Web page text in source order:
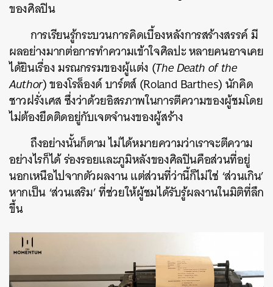
ของศิลปิน
การเรียนรู้กระบวนการคิดเบื้องหลังการสร้างสรรค์ มี
ผลอย่างมากต่อการทำความเข้าใจศิลปะ หลายคนอาจเคย
ได้ยินเรื่อง มรณกรรมของผู้แต่ง (The Death of the
Author) ของโรล็องด์ บาร์ตส์ (Roland Barthes) นักคิด
ชาวฝรั่งเศส ซึ่งว่าด้วยอิสรภาพในการตีความของผู้ชมโดย
ไม่ต้องยึดติดอยู่กับเจตจำนงของผู้สร้าง
ถึงอย่างนั้นก็ตาม ไม่ได้หมายความว่าเราจะตีความ
อย่างไรก็ได้ ร่องรอยและภูมิหลังของศิลปินคือส่วนที่อยู่
นอกเหนือไปจากตัวผลงาน แต่ส่วนที่ว่านี้ก็ไม่ใช่ ‘ส่วนเกิน’
หากเป็น ‘ส่วนเสริม’ ที่ช่วยให้ผู้ชมได้รับรู้ผลงานในมิติที่ลึก
ขึ้น